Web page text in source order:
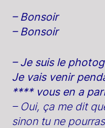
– Bonsoir
– Bonsoir
– Je suis le
Je vais venir
**** vous en a
– Oui, ça me dit
sinon tu ne